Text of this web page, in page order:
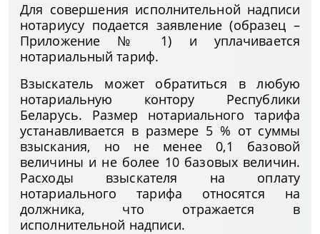
Для совершения исполнительной надписи
нотариусу подается заявление (образец –
Приложение № 1) и уплачивается
нотариальный тариф.
Взыскатель может обратиться в любую
нотариальную контору Республики
Беларусь. Размер нотариального тарифа
устанавливается в размере 5 % от суммы
взыскания, но не менее 0,1 базовой
величины и не более 10 базовых величин.
Расходы взыскателя на оплату
нотариального тарифа относятся на
должника, что отражается в
исполнительной надписи.